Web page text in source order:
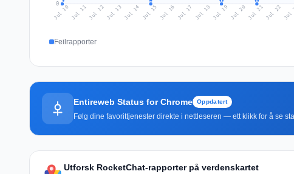
0
Jul 10 Jul 11Jul 12Jul 13 Jul 14 Jul 15 Jul 16 Jul 17 Jul 18Jul 19 Jul 20 Jul 21Jul 22 Jul
Feilrapporter
Entireweb Status for Chrome Oppdatert
Følg dine favorittjenester direkte i nettleseren — ett klikk for å se
Utforsk RocketChat-rapporter på verdenskartet